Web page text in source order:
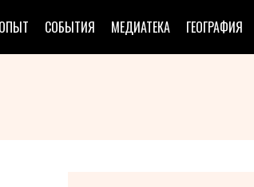
СОБЫТИЯ МЕДИАТЕКА ГЕОГРАФИЯ